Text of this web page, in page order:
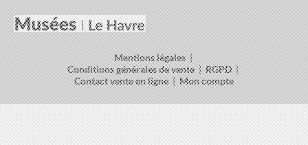
Mentions légales|
Conditions générales de vente|RGPD|
Contact vente en ligne|Mon compte